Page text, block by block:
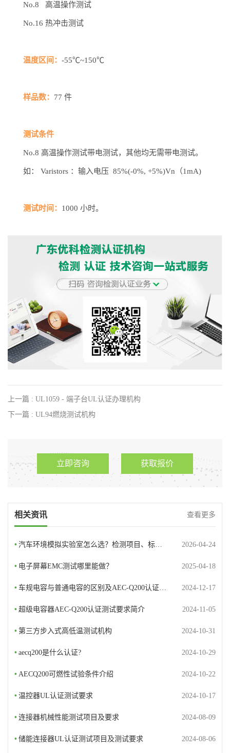
No.8 高温操作测试
No.16 热冲击测试
温度区间： -55℃~150℃
样品数： 77 件
测试条件
No.8 高温操作测试带电测试，其他均无需带电测试。
如： Varistors ：输入电压 85%(-0%, +5%)Vn（1mA)
测试时间： 1000 小时。
上一篇 : UL1059 - 端子台UL认证办理机构
下一篇 : UL94燃烧测试机构
立即咨询 获取报价
相关资讯 查看更多
• 2026-04-24
汽车环境模拟实验室怎么选？检测项目、标…
• 2025-04-18
电子屏幕EMC测试哪里能做？
• 2024-12-17
车规电容与普通电容的区别及AEC-Q200认证…
• 2024-11-05
超级电容器AEC-Q200认证测试要求简介
• 2024-10-31
第三方步入式高低温测试机构
• 2024-10-29
aecq200是什么认证?
• 2024-10-22
AECQ200可燃性试验条件介绍
• 2024-10-17
温控器UL认证测试要求
• 2024-08-09
连接器机械性能测试项目及要求
• 2024-08-06
储能连接器UL认证测试项目及测试要求